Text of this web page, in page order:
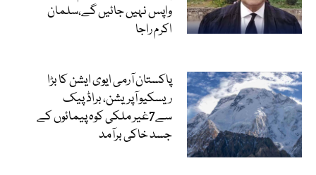
واپس نہیں جائیں گے،سلمان
اکرم راجا
پاکستان آرمی ایوی ایشن کا بڑا
ریسکیو آپریشن، براڈ پیک
سے7غیر ملکی کوہ پیمائوں کے
جسد خاکی برآمد